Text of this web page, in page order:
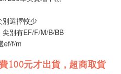
別選擇較少
別有EF/F/M/B/BB
ef/f/m
100元才出貨，超商取貨